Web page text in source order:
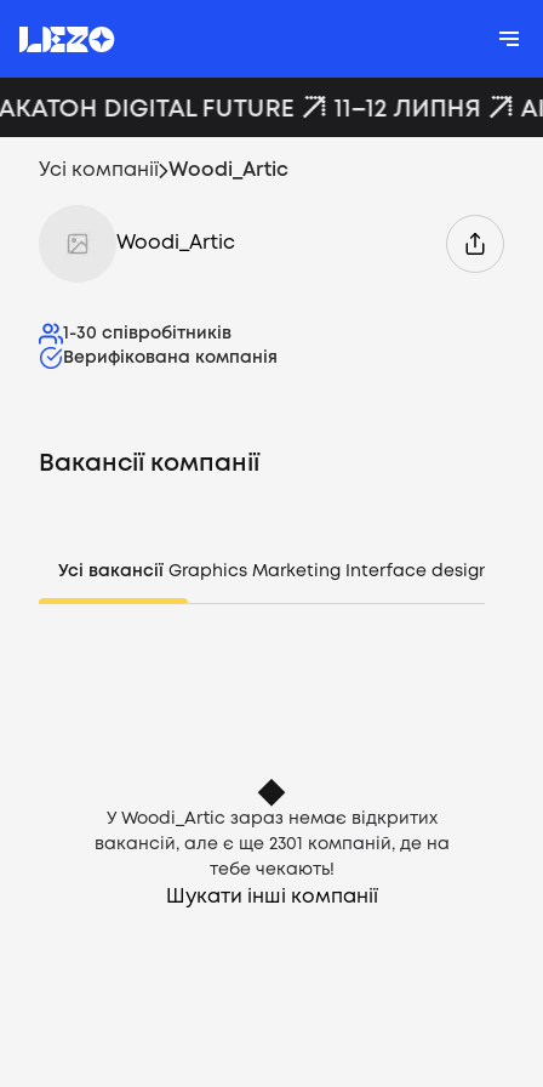
Компанії
DIGITAL FUTURE 11–12 ЛИПНЯ
Усі компанії Woodi_Artic
Woodi_Artic
1-30 співробітників
Верифікована компанія
Вакансії компанії
Усі вакансії Graphics Marketing Interface design
У Woodi_Artic зараз немає відкритих
вакансій, але є ще 2301
компаній, де на
тебе чекають!
Шукати інші компанії